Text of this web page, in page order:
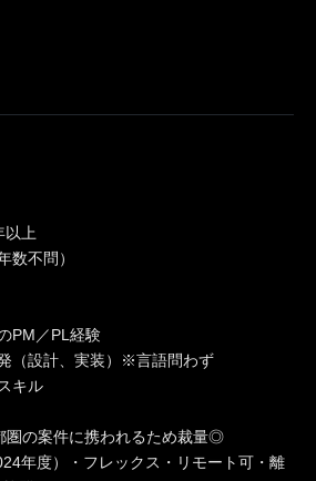
以上
数不問）
PM／PL経験
（設計、実装）※言語問わず
キル
の案件に携われるため裁量◎
年度）・フレックス・リモート可・離